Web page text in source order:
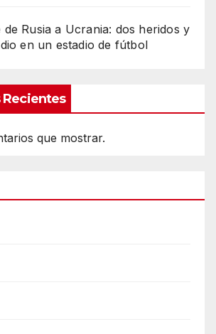
de Rusia a Ucrania: dos heridos y
en un estadio de fútbol
que mostrar.